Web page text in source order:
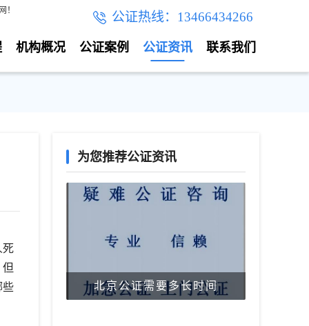
！ 公证热线：13466434266
联系我们
公证资讯
公证案例
机构概况
死
些
为您推荐公证资讯
北京公证需要多长时间